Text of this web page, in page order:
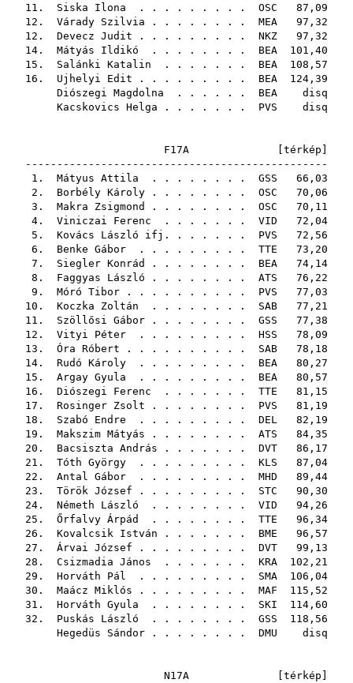
11. Siska Ilona . . . . . . . . . OSC 87,09
12. Várady Szilvia . . . . . . . . MEA 97,32
12. Devecz Judit . . . . . . . . . NKZ 97,32
14. Mátyás Ildikó . . . . . . . . BEA 101,40
15. Salánki Katalin . . . . . . . BEA 108,57
16. Ujhelyi Edit . . . . . . . . . BEA 124,39
Diószegi Magdolna . . . . . . BEA disq
Kacskovics Helga . . . . . . . PVS disq
F17A [ térkép
------------------------------------------------
1. Mátyus Attila . . . . . . . . GSS 66,03
2. Borbély Károly . . . . . . . . OSC 70,06
3. Makra Zsigmond . . . . . . . . OSC 70,11
4. Viniczai Ferenc . . . . . . . VID 72,04
5. Kovács László ifj. . . . . . . PVS 72,56
6. Benke Gábor . . . . . . . . . TTE 73,20
7. Siegler Konrád . . . . . . . . BEA 74,14
8. Faggyas László . . . . . . . . ATS 76,22
9. Móró Tibor . . . . . . . . . . PVS 77,03
10. Koczka Zoltán . . . . . . . . SAB 77,21
11. Szöllősi Gábor . . . . . . . . GSS 77,38
12. Vityi Péter . . . . . . . . . HSS 78,09
13. Óra Róbert . . . . . . . . . . SAB 78,18
14. Rudó Károly . . . . . . . . . BEA 80,27
15. Argay Gyula . . . . . . . . . BEA 80,57
16. Diószegi Ferenc . . . . . . . TTE 81,15
17. Rosinger Zsolt . . . . . . . . PVS 81,19
18. Szabó Endre . . . . . . . . . DEL 82,19
19. Makszim Mátyás . . . . . . . . ATS 84,35
20. Bacsiszta András . . . . . . . DVT 86,17
21. Tóth György . . . . . . . . . KLS 87,04
22. Antal Gábor . . . . . . . . . MHD 89,44
23. Török József . . . . . . . . . STC 90,30
24. Németh László . . . . . . . . VID 94,26
25. Őrfalvy Árpád . . . . . . . . TTE 96,34
26. Kovalcsik István . . . . . . . BME 96,57
27. Árvai József . . . . . . . . . DVT 99,13
28. Csizmadia János . . . . . . . KRA 102,21
29. Horváth Pál . . . . . . . . . SMA 106,04
30. Maácz Miklós . . . . . . . . . MAF 115,52
31. Horváth Gyula . . . . . . . . SKI 114,60
32. Puskás László . . . . . . . . GSS 118,56
Hegedüs Sándor . . . . . . . . DMU disq
N17A [ térkép